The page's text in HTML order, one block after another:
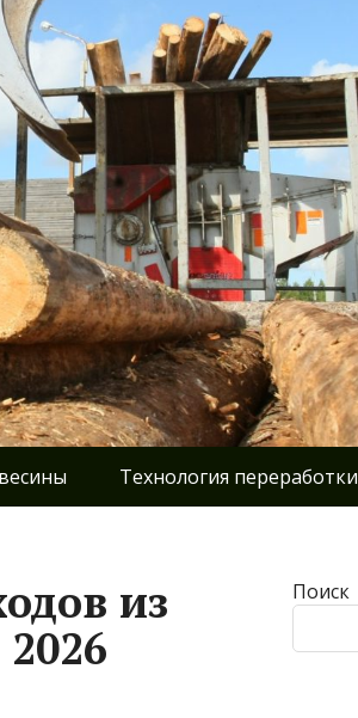
Технология переработки
из
Поиск